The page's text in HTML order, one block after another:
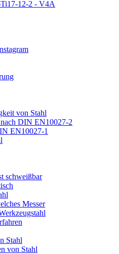
12-2 - V4A
von Stahl
DIN EN10027-2
EN10027-1
schweißbar
Messer
Stahl
von Stahl